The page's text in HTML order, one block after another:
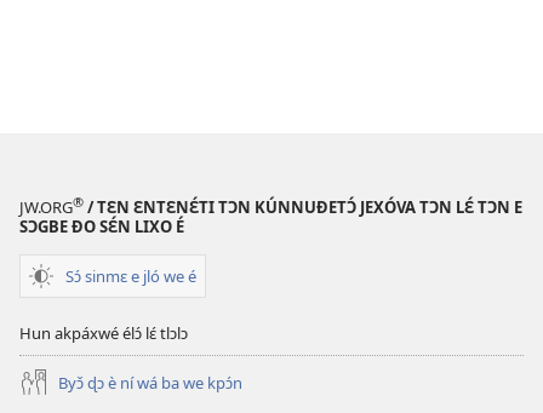
JW.ORG® / TƐN ƐNTƐNƐ́TI TƆN KÚNNUƉETƆ́ JEXÓVA TƆN LƐ́ TƆN E
SƆGBE ƉO SƐ́N LIXO É
Sɔ́ sinmɛ e jló we é
Hun akpáxwé élɔ́ lɛ́ tlɔlɔ
Byɔ̌ ɖɔ è ní wá ba we kpɔ́n